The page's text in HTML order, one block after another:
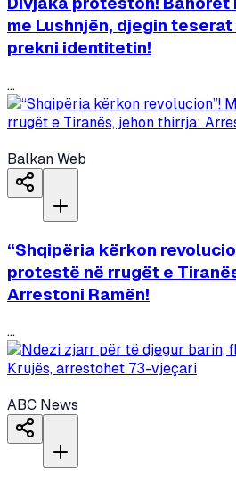
me Lushnjën, djegin teserat
prekni identitetin!
...
Balkan Web
“Shqipëria kërkon
protestë në rrugët e
Arrestoni Ramën!
...
ABC News